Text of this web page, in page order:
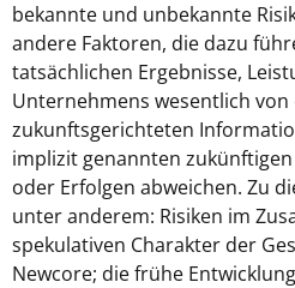
bekannte und unbekannte
andere Faktoren, die dazu
tatsächlichen Ergebnisse,
Unternehmens wesentlich von
zukunftsgerichteten
implizit genannten
oder Erfolgen abweichen. Zu
unter anderem: Risiken im
spekulativen Charakter der
Newcore; die frühe